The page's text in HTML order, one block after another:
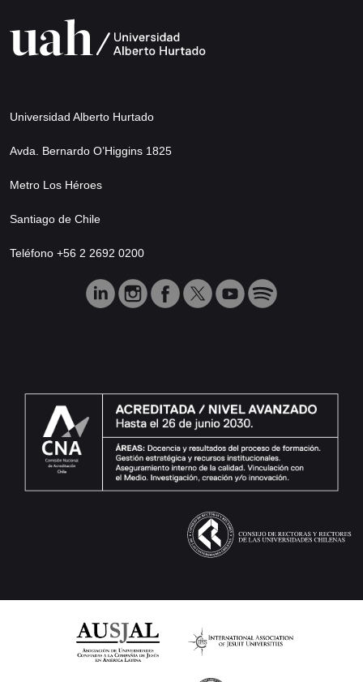
Universidad Alberto Hurtado
Avda. Bernardo O’Higgins 1825
Metro Los Héroes
Santiago de Chile
Teléfono +56 2 2692 0200